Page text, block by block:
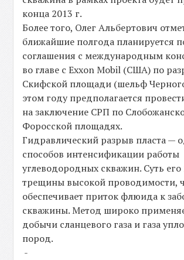
конца 2013 г.
Более того, Олег Альбертович
ближайшие полгода планируется
соглашения с международным
во главе с Exxon Mobil (США) по
Скифской площади (шельф
этом году предполагается
на заключение СРП по
Форосской площадях.
Гидравлический разрыв пласта —
способов интенсификации работы
углеводородных скважин. Суть
трещины высокой проводимости,
обеспечивает приток флюида к
скважины. Метод широко
добычи сланцевого газа и газа
пород.
-